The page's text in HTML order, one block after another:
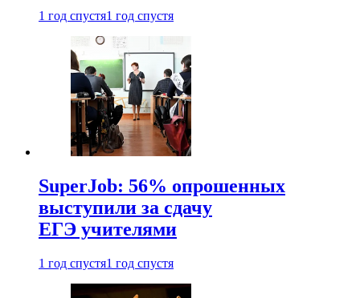
1 год спустя1 год спустя
SuperJob: 56% опрошенных
выступили за сдачу
ЕГЭ учителями
1 год спустя1 год спустя